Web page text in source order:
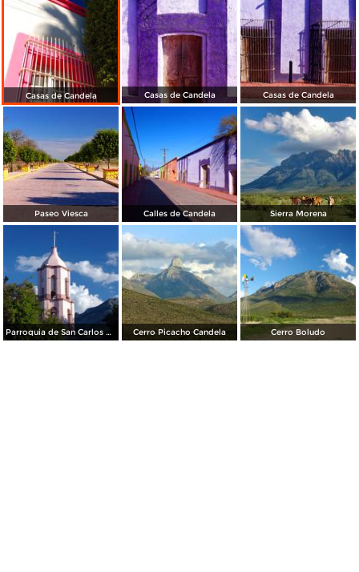
Casas de Candela Casas de Candela Casas de Candela
Paseo Viesca Calles de Candela Sierra Morena
Parroquia de San Carlos Borromeo Cerro Picacho Candela Cerro Boludo